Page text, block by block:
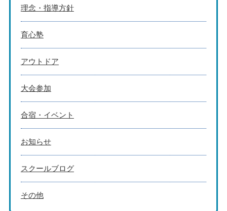
理念・指導方針
育心塾
アウトドア
大会参加
合宿・イベント
お知らせ
スクールブログ
その他